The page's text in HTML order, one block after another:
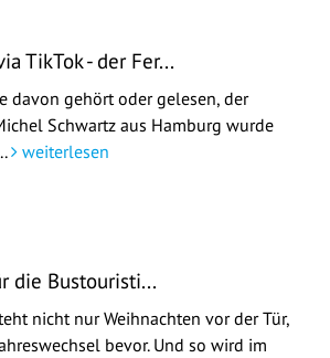
TikTok - der Fer...
davon gehört oder gelesen, der
Schwartz aus Hamburg wurde
weiterlesen
die Bustouristi...
nicht nur Weihnachten vor der Tür,
bevor. Und so wird im